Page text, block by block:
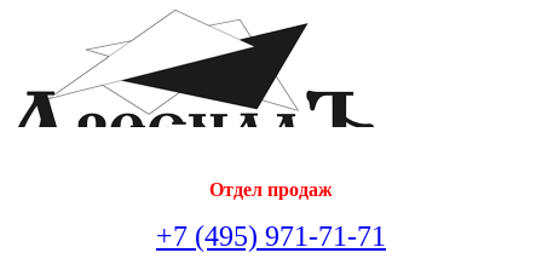
Отдел продаж
+7 (495) 971-71-71